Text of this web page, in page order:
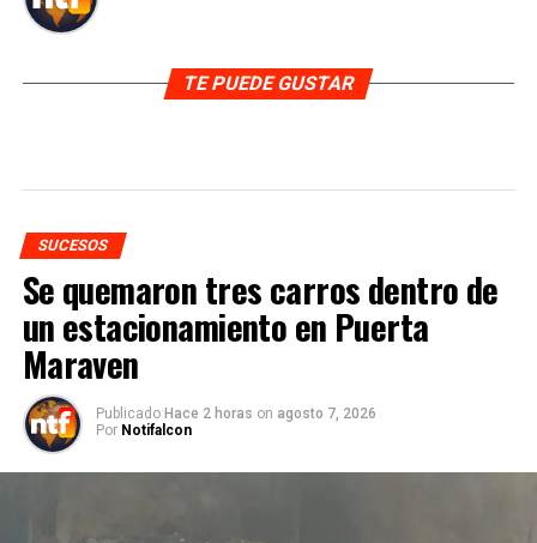
TE PUEDE GUSTAR
SUCESOS
Se quemaron tres carros dentro de
un estacionamiento en Puerta
Maraven
Publicado Hace 2 horas on agosto 7, 2026
Por Notifalcon